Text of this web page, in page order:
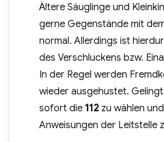
Ältere Säuglinge und
gerne Gegenstände mit
normal. Allerdings ist
des Verschluckens bzw.
In der Regel werden
wieder ausgehustet.
sofort die 112 zu wählen
Anweisungen der Leitstelle